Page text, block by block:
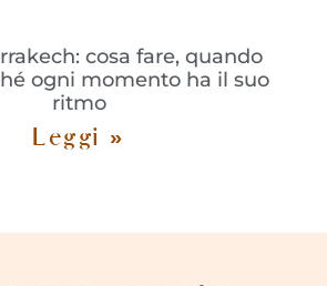
cosa fare, quando
ogni momento ha il suo
ritmo
Leggi »